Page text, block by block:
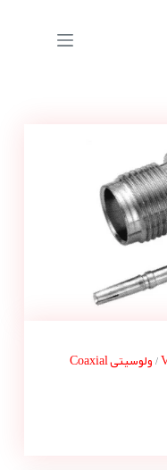
/
ولوسیتی Coaxial